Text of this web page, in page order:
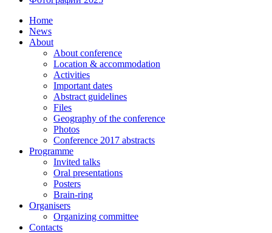
Home
News
About
About conference
Location & accommodation
Activities
Important dates
Abstract guidelines
Files
Geography of the conference
Photos
Conference 2017 abstracts
Programme
Invited talks
Oral presentations
Posters
Brain-ring
Organisers
Organizing committee
Contacts